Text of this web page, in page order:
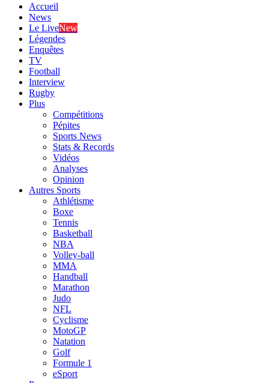
Accueil
News
Le LiveNew
Légendes
Enquêtes
TV
Football
Interview
Rugby
Plus
Compétitions
Pépites
Sports News
Stats & Records
Vidéos
Analyses
Opinion
Autres Sports
Athlétisme
Boxe
Tennis
Basketball
NBA
Volley-ball
MMA
Handball
Marathon
Judo
NFL
Cyclisme
MotoGP
Natation
Golf
Formule 1
eSport